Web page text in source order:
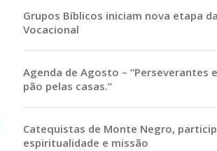
Grupos Bíblicos iniciam nova etapa
Vocacional
Agenda de Agosto – “Perseverantes
pão pelas casas.”
Catequistas de Monte Negro,
espiritualidade e missão